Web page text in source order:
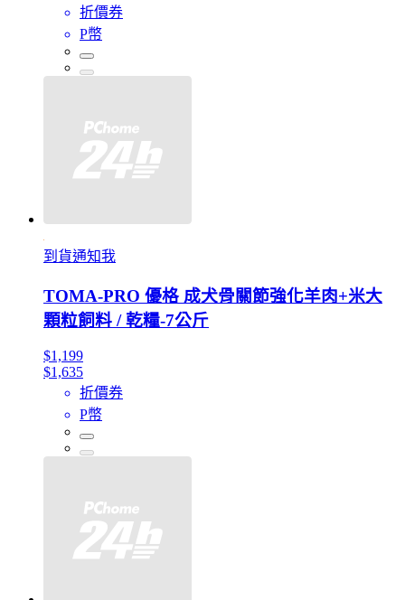
折價券
P幣
到貨通知我
TOMA-PRO 優格 成犬骨關節強化羊肉+米大
顆粒飼料 / 乾糧-7公斤
$1,199
$1,635
折價券
P幣